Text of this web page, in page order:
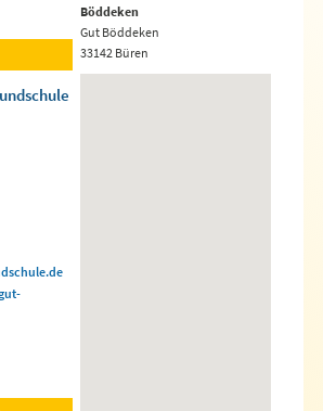
Böddeken
Gut Böddeken
33142 Büren